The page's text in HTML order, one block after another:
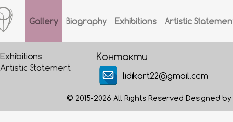
Gallery Biography Exhibitions Artistic
Exhibitions
Artistic Statement
Контакти
lidikart22@gmail.com
© 2015-2026 All Rights Reserved Designed by